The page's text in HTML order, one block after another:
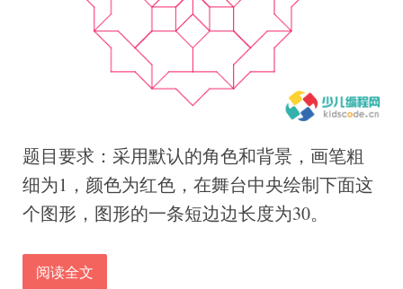
题目要求：采用默认的角色和背景，画笔粗
细为1，颜色为红色，在舞台中央绘制下面这
个图形，图形的一条短边边长度为30。
阅读全文